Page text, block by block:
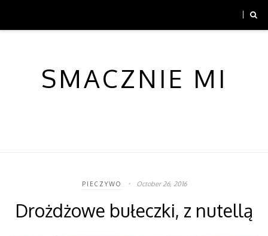
SMACZNIE MI
PIECZYWO October 26, 2016
Drożdżowe bułeczki, z nutellą